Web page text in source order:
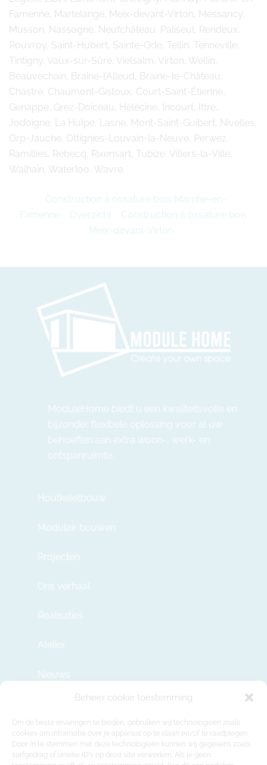
Beheer cookie toestemming
Om de beste ervaringen te bieden, gebruiken wij technologieën zoals
cookies om informatie over je apparaat op te slaan en/of te raadplegen.
Door in te stemmen met deze technologieën kunnen wij gegevens zoals
surfgedrag of unieke ID's op deze site verwerken. Als je geen
Famenne, Martelange, Meix-devant-Virton, Messancy,
Musson, Nassogne, Neufchâteau, Paliseul, Rendeux,
Rouvroy, Saint-Hubert, Sainte-Ode, Tellin, Tenneville,
Tintigny, Vaux-sur-Sûre, Vielsalm, Virton, Wellin,
Beauvechain, Braine-l’Alleud, Braine-le-Château,
Chastre, Chaumont-Gistoux, Court-Saint-Étienne,
Genappe, Grez-Doiceau, Hélécine, Incourt, Ittre,
Jodoigne, La Hulpe, Lasne, Mont-Saint-Guibert, Nivelles,
Orp-Jauche, Ottignies-Louvain-la-Neuve, Perwez,
Ramillies, Rebecq, Rixensart, Tubize, Villers-la-Ville,
Walhain, Waterloo, Wavre.
Construction à ossature bois Marche-en-
Famenne
Overzicht
Construction à ossature bois
Meix-devant-Virton
ModuleHome biedt u een kwaliteitsvolle en
bijzonder flexibele oplossing voor al uw
behoeften aan extra woon-, werk- en
ontspanruimte.
Houtkeletbouw
Modulair bouwen
Projecten
Ons verhaal
Realisaties
Atelier
Nieuws
info@modulehome.be